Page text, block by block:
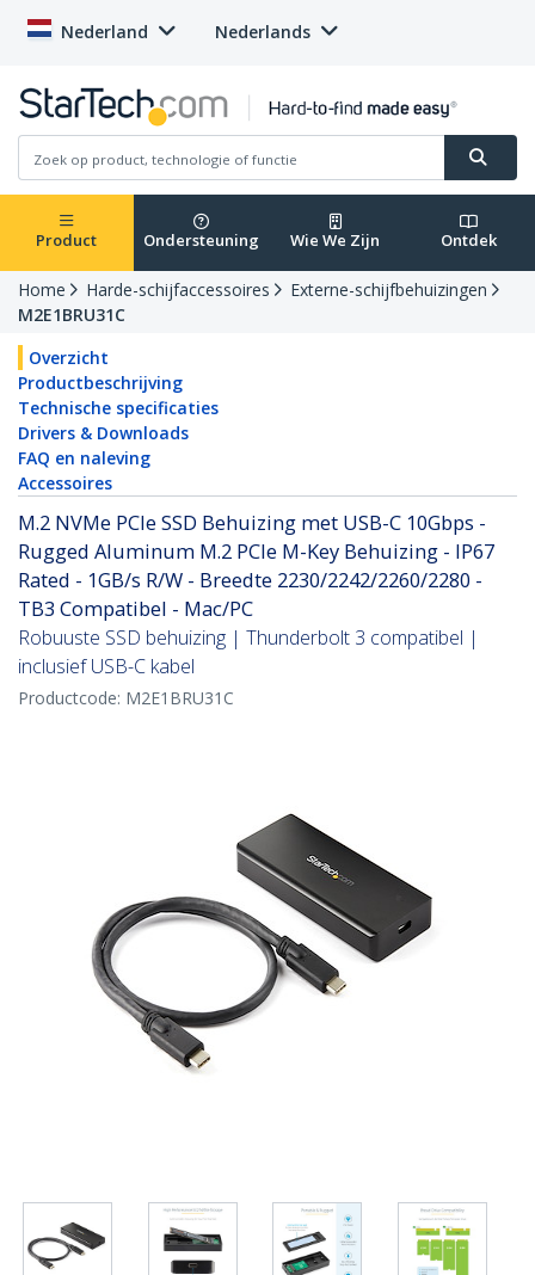
Nederland Nederlands
Product Ondersteuning Wie We Zijn Ontdek
Home Harde-schijfaccessoires
Externe-schijfbehuizingen
M2E1BRU31C
Overzicht
Productbeschrijving
Technische specificaties
Drivers & Downloads
FAQ en naleving
Accessoires
M.2 NVMe PCIe SSD Behuizing met USB-C 10Gbps -
Rugged Aluminum M.2 PCIe M-Key Behuizing - IP67
Rated - 1GB/s R/W - Breedte 2230/2242/2260/2280 -
TB3 Compatibel - Mac/PC
Robuuste SSD behuizing | Thunderbolt 3 compatibel |
inclusief USB-C kabel
Productcode: M2E1BRU31C